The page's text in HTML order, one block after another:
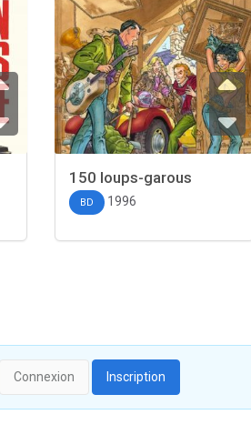
150 loups-garous
BD 1996
Connexion Inscription